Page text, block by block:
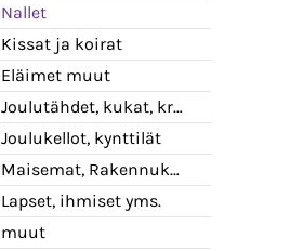
Nallet
Kissat ja koirat
Eläimet muut
Joulutähdet, kukat, kranssit
Joulukellot, kynttilät
Maisemat, Rakennukset
Lapset, ihmiset yms.
muut